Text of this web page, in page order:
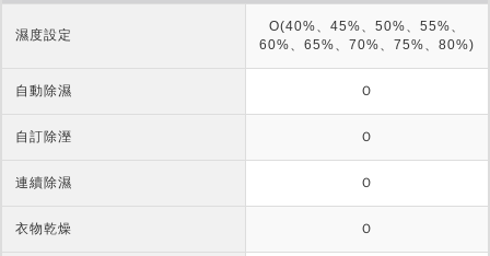
濕度設定
O(40%、45%、50%、55%、
60%、65%、70%、75%、80%)
自動除濕 Ｏ
自訂除溼 Ｏ
連續除濕 Ｏ
衣物乾燥 Ｏ